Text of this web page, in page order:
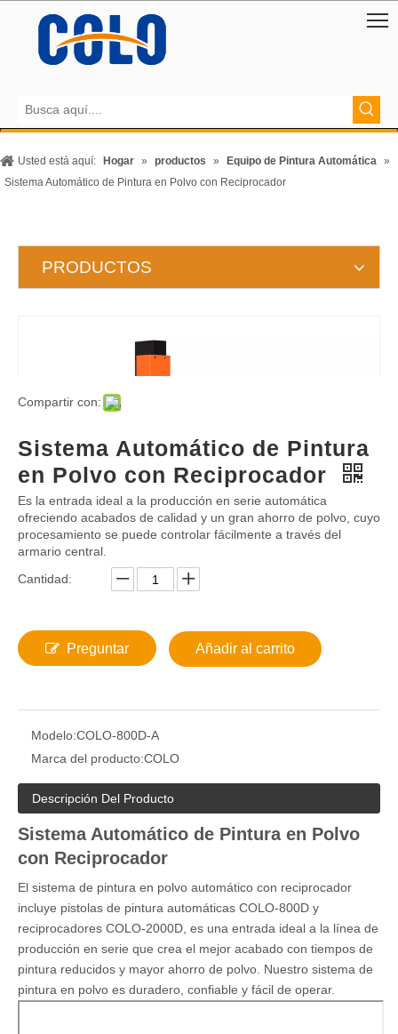
Usted está aquí: Hogar » productos » Equipo de Pintura Automática »
Sistema Automático de Pintura en Polvo con Reciprocador
PRODUCTOS
Compartir con:
Sistema Automático de Pintura
en Polvo con Reciprocador
Es la entrada ideal a la producción en serie automática
ofreciendo acabados de calidad y un gran ahorro de polvo, cuyo
procesamiento se puede controlar fácilmente a través del
armario central.
Cantidad:
Preguntar Añadir al carrito
Modelo:COLO-800D-A
Marca del producto:COLO
Descripción Del Producto
Sistema Automático de Pintura en Polvo
con Reciprocador
El sistema de pintura en polvo automático con reciprocador
incluye pistolas de pintura automáticas COLO-800D y
reciprocadores COLO-2000D, es una entrada ideal a la línea de
producción en serie que crea el mejor acabado con tiempos de
pintura reducidos y mayor ahorro de polvo. Nuestro sistema de
pintura en polvo es duradero, confiable y fácil de operar.